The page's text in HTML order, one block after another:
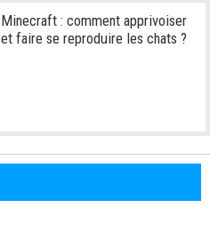
Minecraft : comment apprivoiser
et faire se reproduire les chats ?